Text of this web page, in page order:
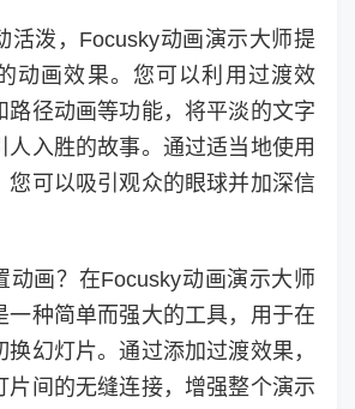
活泼，Focusky动画演示大师提
动画效果。您可以利用过渡效
路径动画等功能，将平淡的文字
人入胜的故事。通过适当地使用
您可以吸引观众的眼球并加深信
动画？在Focusky动画演示大师
一种简单而强大的工具，用于在
幻灯片。通过添加过渡效果，
片间的无缝连接，增强整个演示